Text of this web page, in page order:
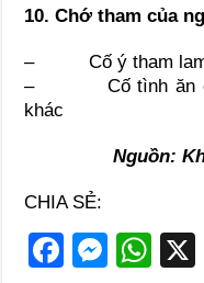
10. Chớ tham của
– Cố ý tham lam,
– Cố tình ăn cắp
khác
Nguồn:
CHIA SẺ:
F
M
W